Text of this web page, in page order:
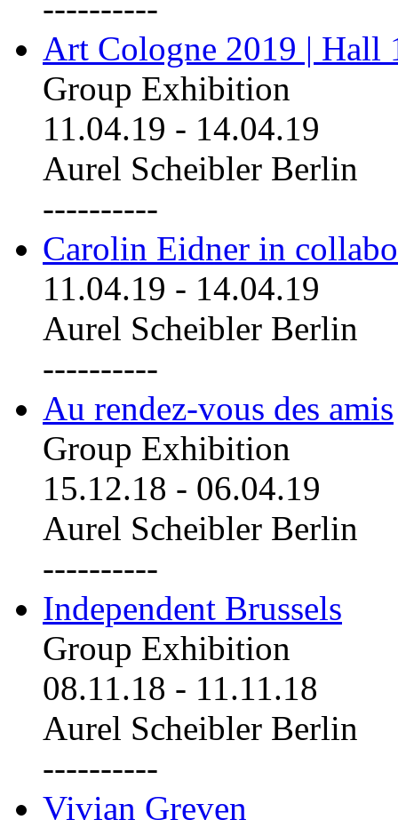
----------
Art Cologne 2019 | Hall
Group Exhibition
11.04.19 - 14.04.19
Aurel Scheibler Berlin
----------
Carolin Eidner in
11.04.19 - 14.04.19
Aurel Scheibler Berlin
----------
Au rendez-vous des amis
Group Exhibition
15.12.18 - 06.04.19
Aurel Scheibler Berlin
----------
Independent Brussels
Group Exhibition
08.11.18 - 11.11.18
Aurel Scheibler Berlin
----------
Vivian Greven